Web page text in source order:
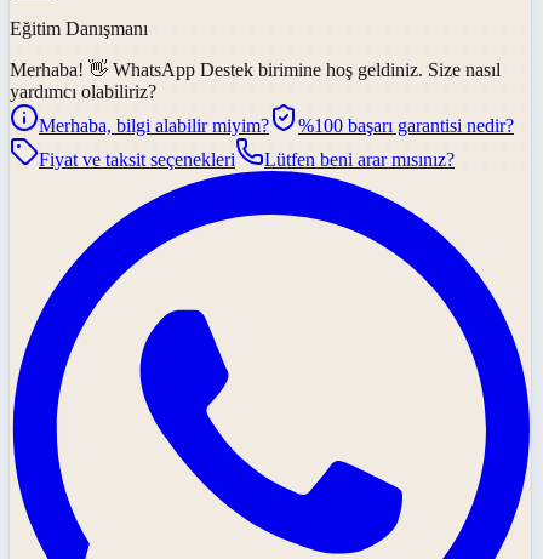
Eğitim Danışmanı
Merhaba! 👋 WhatsApp Destek birimine hoş geldiniz. Size nasıl
yardımcı olabiliriz?
Merhaba, bilgi alabilir miyim?
%100 başarı garantisi nedir?
Fiyat ve taksit seçenekleri
Lütfen beni arar mısınız?